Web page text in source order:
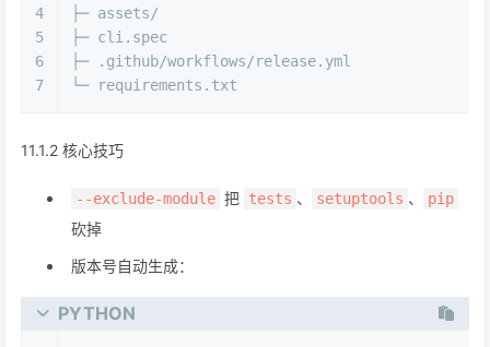
4
5
6
7
├─ assets/
├─ cli.spec
├─ .github/workflows/release.yml
└─ requirements.txt
11.1.2 核心技巧
--exclude-module 把 tests 、 setuptools 、 pip
砍掉
版本号自动生成：
PYTHON